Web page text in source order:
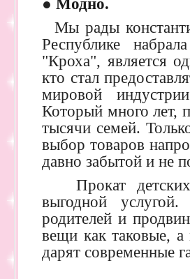
Мы рады
Республике
"Кроха", является
кто стал
мировой
Который много лет,
тысячи семей.
выбор товаров
давно забытой и не
Прокат детских
выгодной
родителей и
вещи как таковые, а
дарят современные